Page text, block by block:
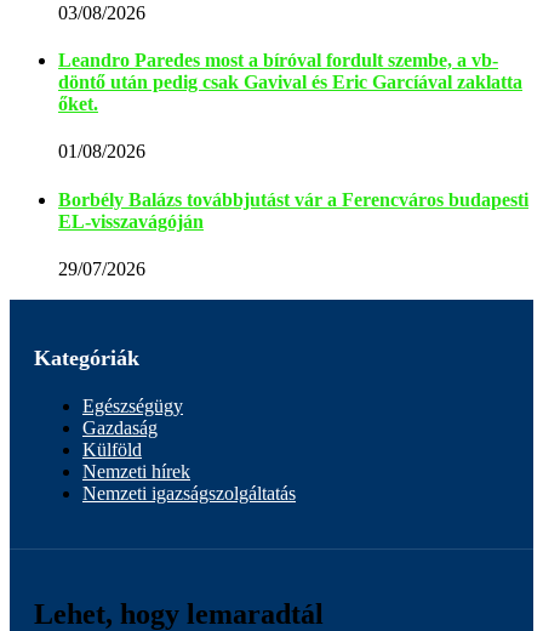
03/08/2026
Leandro Paredes most a bíróval fordult szembe, a vb-
döntő után pedig csak Gavival és Eric Garcíával zaklatta
őket.
01/08/2026
Borbély Balázs továbbjutást vár a Ferencváros budapesti
EL-visszavágóján
29/07/2026
Kategóriák
Egészségügy
Gazdaság
Külföld
Nemzeti hírek
Nemzeti igazságszolgáltatás
Lehet, hogy lemaradtál